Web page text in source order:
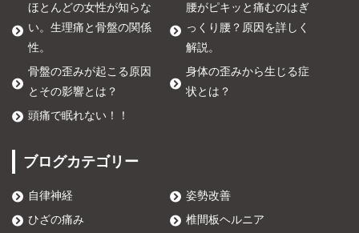
ほとんどの女性が知らな
い。生理痛と骨盤の関係
性。
腰がピキッと痛むのはぎ
っくり腰？原因を詳しく
解説。
骨盤の歪みが起こる原因
とその影響とは？
身体の歪みから生じる症
状とは？
頭痛で眠れない！！
ブログカテゴリー
自律神経
姿勢改善
ひざの痛み
椎間板ヘルニア